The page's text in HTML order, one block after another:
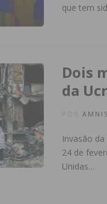
que tem
Dois
da
Invasão
24 de
Unidas…